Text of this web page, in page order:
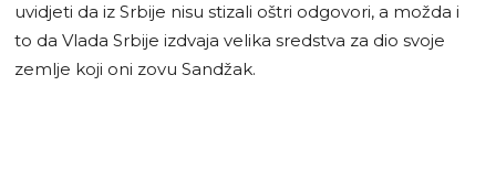
uvidjeti da iz Srbije nisu stizali oštri odgovori, a možda i
to da Vlada Srbije izdvaja velika sredstva za dio svoje
zemlje koji oni zovu Sandžak.